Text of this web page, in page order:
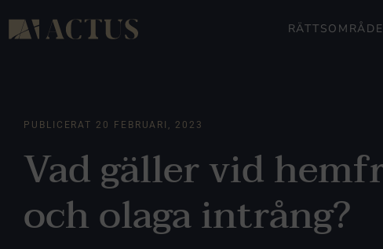
PUBLICERAT 20 FEBRUARI, 2023
Vad gäller vid
och olaga intrång?